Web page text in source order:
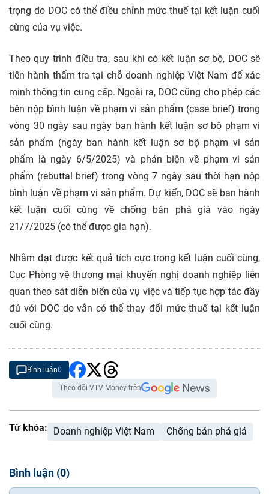
trọng do DOC có thể điều chỉnh mức thuế tại kết luận cuối
cùng của vụ việc.
Theo quy trình điều tra, sau khi có kết luận sơ bộ, DOC sẽ
tiến hành thẩm tra tại chỗ doanh nghiệp Việt Nam để xác
minh thông tin cung cấp. Ngoài ra, DOC cũng cho phép các
bên nộp bình luận về phạm vi sản phẩm (case brief) trong
vòng 30 ngày sau ngày ban hành kết luận sơ bộ phạm vi
sản phẩm (ngày ban hành kết luận sơ bộ phạm vi sản
phẩm là ngày 6/5/2025) và phản biện về phạm vi sản
phẩm (rebuttal brief) trong vòng 7 ngày sau thời hạn nộp
bình luận về phạm vi sản phẩm. Dự kiến, DOC sẽ ban hành
kết luận cuối cùng về chống bán phá giá vào ngày
21/7/2025 (có thể được gia hạn).
Nhằm đạt được kết quả tích cực trong kết luận cuối cùng,
Cục Phòng vệ thương mại khuyến nghị doanh nghiệp liên
quan theo sát diễn biến của vụ việc và tiếp tục hợp tác đầy
đủ với DOC do vẫn có thể thay đổi mức thuế tại kết luận
cuối cùng.
Bình luận0
Theo dõi VTV Money trên
Từ khóa: Doanh nghiệp Việt Nam Chống bán phá giá
Bình luận (0)